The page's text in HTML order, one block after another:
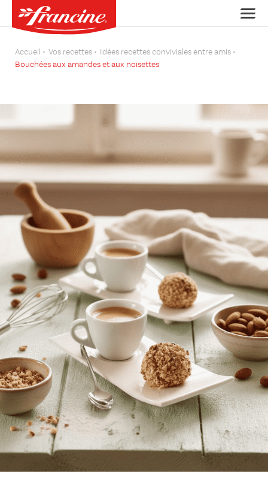
Accueil Vos recettes
Idées recettes conviviales entre amis
Bouchées aux amandes et aux noisettes